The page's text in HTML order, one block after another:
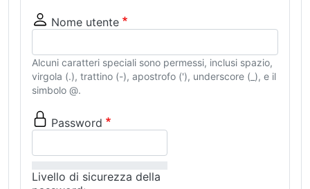
Nome utente
Alcuni caratteri speciali sono permessi, inclusi spazio,
virgola (.), trattino (-), apostrofo ('), underscore (_), e il
simbolo @.
Password
Livello di sicurezza della